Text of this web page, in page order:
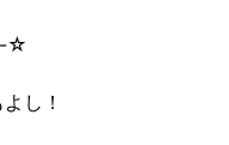
☆
し！